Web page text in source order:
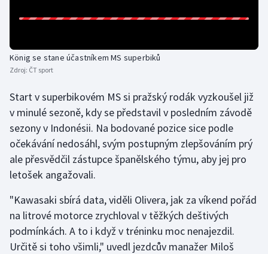
Judo
Krasobruslení
Lezení
Lyže a snowboard
Moderní pětiboj
Motorsport
Olympijské hry
König se stane účastníkem MS superbiků
Zdroj: ČT sport
Start v superbikovém MS si pražský rodák vyzkoušel již
v minulé sezoně, kdy se představil v posledním závodě
sezony v Indonésii. Na bodované pozice sice podle
očekávání nedosáhl, svým postupným zlepšováním prý
ale přesvědčil zástupce španělského týmu, aby jej pro
letošek angažovali.
"Kawasaki sbírá data, viděli Olivera, jak za víkend pořád
na litrové motorce zrychloval v těžkých deštivých
podmínkách. A to i když v tréninku moc nenajezdil.
Určitě si toho všimli," uvedl jezdcův manažer Miloš